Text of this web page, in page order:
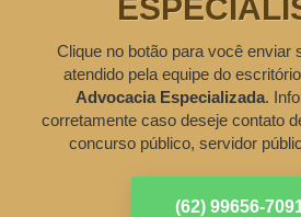
Clique no botão para você enviar
atendido pela equipe do escritório
Advocacia Especializada.
corretamente caso deseje contato
concurso público, servidor
(62) 99656-